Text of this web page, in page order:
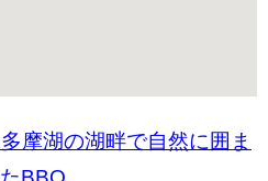
摩湖の湖畔で自然に囲ま